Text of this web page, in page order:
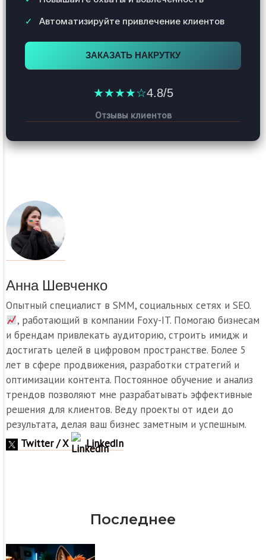
Автоматизируйте привлечение клиентов
ЗАКАЗАТЬ НАКРУТКУ
★★★★☆4.8/5
Отзывы клиентов
Анна Шевченко
Опытный специалист в SMM, социальных сетях и SEO.
, работающий в компании Foxy-IT. Помогаю бизнесам
и брендам привлекать аудиторию, строить имидж и
достигать целей в цифровом пространстве. Более 5
лет в сфере продвижения, разработки стратегий и
оптимизации контента. Постоянное обучение и анализ
трендов позволяют мне разрабатывать эффективные
решения для клиентов. Веду проекты от идеи до
результата, делая ваш бизнес заметным и успешным.
Twitter / X
LinkedIn
Последнее